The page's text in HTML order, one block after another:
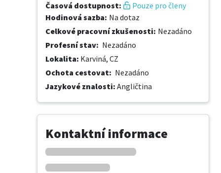
Časová dostupnost:
Pouze pro členy
Hodinová sazba: Na dotaz
Celkové pracovní zkušenosti: Nezadáno
Profesní stav: Nezadáno
Lokalita: Karviná, CZ
Ochota cestovat: Nezadáno
Jazykové znalosti: Angličtina
Kontaktní informace